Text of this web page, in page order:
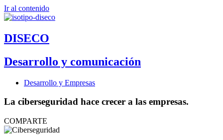
Ir al contenido
DISECO
Desarrollo y comunicación
Desarrollo y Empresas
La ciberseguridad hace crecer a las empresas.
COMPARTE